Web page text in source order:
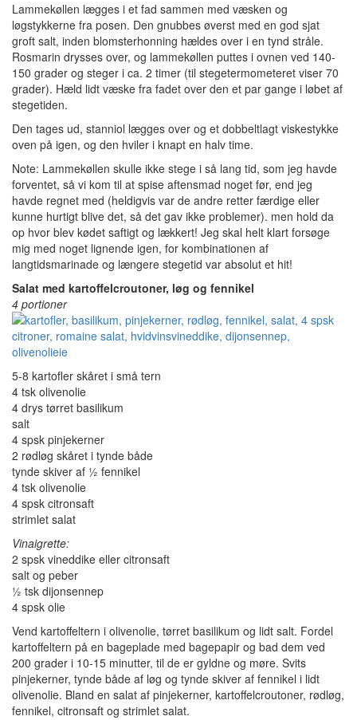
Lammekøllen lægges i et fad sammen med væsken og
løgstykkerne fra posen. Den gnubbes øverst med en god sjat
groft salt, inden blomsterhonning hældes over i en tynd stråle.
Rosmarin drysses over, og lammekøllen puttes i ovnen ved 140-
150 grader og steger i ca. 2 timer (til stegetermometeret viser 70
grader). Hæld lidt væske fra fadet over den et par gange i løbet af
stegetiden.
Den tages ud, stanniol lægges over og et dobbeltlagt viskestykke
oven på igen, og den hviler i knapt en halv time.
Note: Lammekøllen skulle ikke stege i så lang tid, som jeg havde
forventet, så vi kom til at spise aftensmad noget før, end jeg
havde regnet med (heldigvis var de andre retter færdige eller
kunne hurtigt blive det, så det gav ikke problemer). men hold da
op hvor blev kødet saftigt og lækkert! Jeg skal helt klart forsøge
mig med noget lignende igen, for kombinationen af
langtidsmarinade og længere stegetid var absolut et hit!
Salat med kartoffelcroutoner, løg og fennikel
4 portioner
5-8 kartofler skåret i små tern
4 tsk olivenolie
4 drys tørret basilikum
salt
4 spsk pinjekerner
2 rødløg skåret i tynde både
tynde skiver af ½ fennikel
4 tsk olivenolie
4 spsk citronsaft
strimlet salat
Vinaigrette:
2 spsk vineddike eller citronsaft
salt og peber
½ tsk dijonsennep
4 spsk olie
Vend kartoffeltern i olivenolie, tørret basilikum og lidt salt. Fordel
kartoffeltern på en bageplade med bagepapir og bad dem ved
200 grader i 10-15 minutter, til de er gyldne og møre. Svits
pinjekerner, tynde både af løg og tynde skiver af fennikel i lidt
olivenolie. Bland en salat af pinjekerner, kartoffelcroutoner, rødløg,
fennikel, citronsaft og strimlet salat.